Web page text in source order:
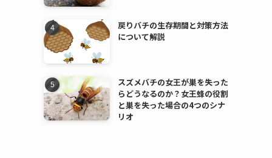
戻りバチの生存期間と対策方法
について解説
スズメバチの女王が巣を失った
らどうなるのか？女王蜂の役割
と巣を失った場合の4つのシナ
リオ